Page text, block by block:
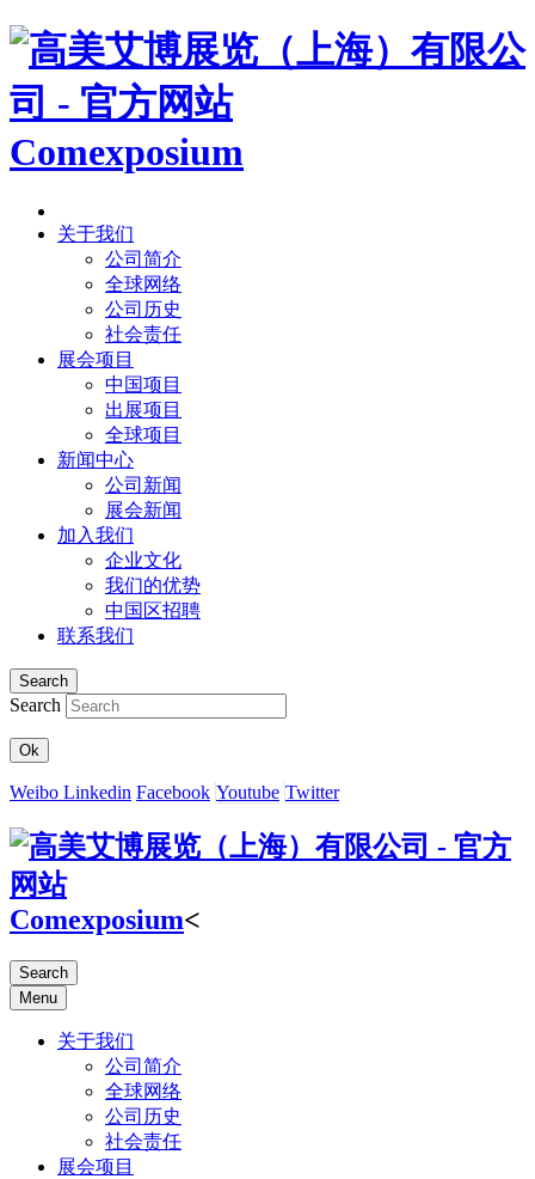
Comexposium
关于我们
公司简介
全球网络
公司历史
社会责任
展会项目
中国项目
出展项目
全球项目
新闻中心
公司新闻
展会新闻
加入我们
企业文化
我们的优势
中国区招聘
联系我们
Search
Search
Ok
Weibo Linkedin Facebook Youtube Twitter
Comexposium<
Search
Menu
关于我们
公司简介
全球网络
公司历史
社会责任
展会项目